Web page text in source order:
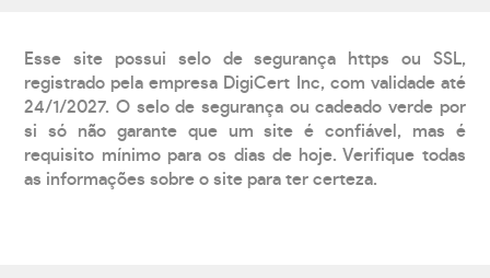
Esse site possui selo de segurança https ou SSL,
registrado pela empresa DigiCert Inc, com validade até
24/1/2027. O selo de segurança ou cadeado verde por
si só não garante que um site é confiável, mas é
requisito mínimo para os dias de hoje. Verifique todas
as informações sobre o site para ter certeza.